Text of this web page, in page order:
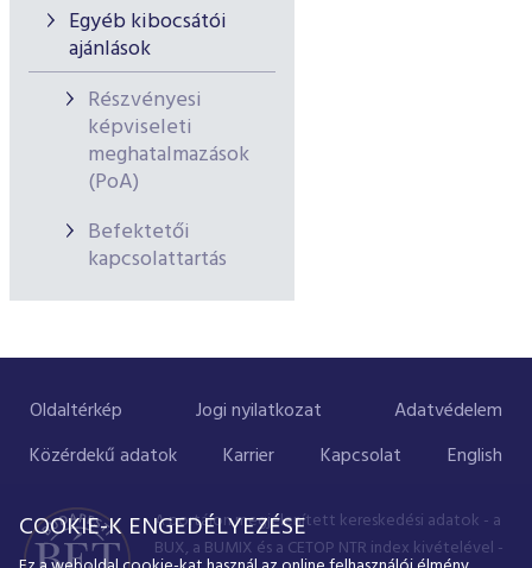
Egyéb kibocsátói
ajánlások
Részvényesi
képviseleti
meghatalmazások
(PoA)
Befektetői
kapcsolattartás
Oldaltérkép Jogi nyilatkozat
Adatvédelem
Közérdekű adatok
Karrier Kapcsolat English
A portálon megjelenített kereskedési adatok - a
BUX, a BUMIX és a CETOP NTR index kivételével -
COOKIE-K ENGEDÉLYEZÉSE